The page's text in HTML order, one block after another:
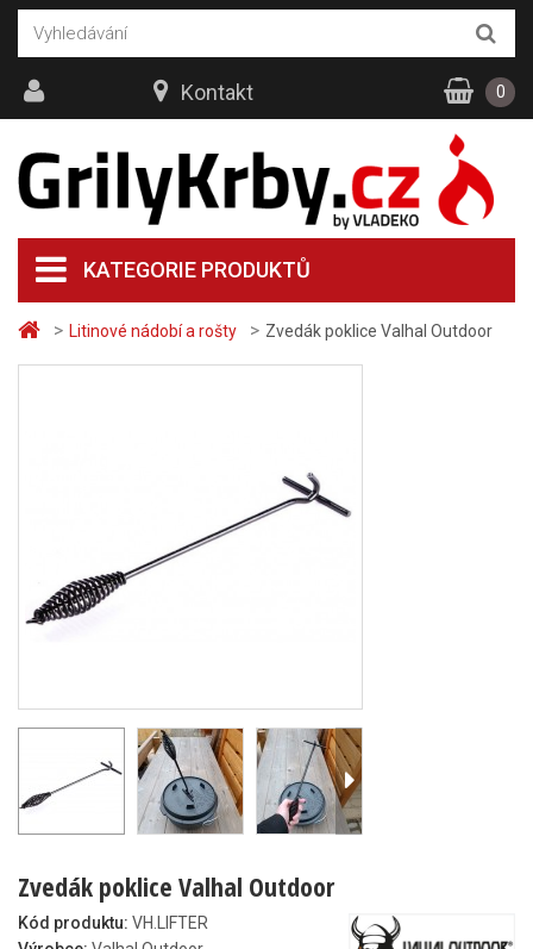
> Litinové nádobí a rošty > Zvedák poklice Valhal Outdoor
Zvedák poklice Valhal Outdoor
Kód produktu: VH.LIFTER
KATEGORIE PRODUKTŮ
Kontakt 0